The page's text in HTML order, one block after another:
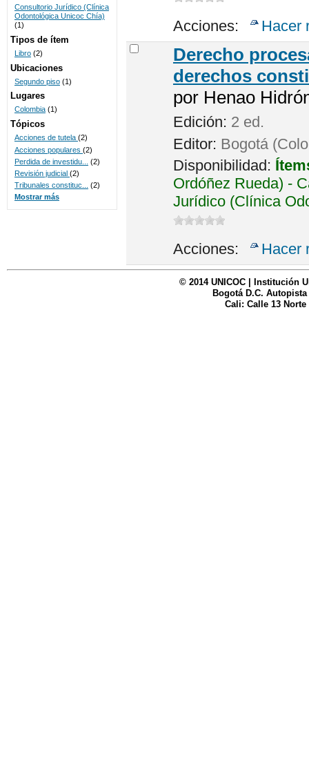
Acciones: Hacer
Derecho
derechos
por Henao
Edición: 2 ed.
Editor: Bogotá
Disponibilidad:
Ordóñez Rueda) -
Jurídico (Clínica
Acciones: Hacer
Consultorio Jurídico (Clínica
Odontológica Unicoc Chía)
(1)
Tipos de ítem
Libro (2)
Ubicaciones
Segundo piso (1)
Lugares
Colombia (1)
Tópicos
Acciones de tutela (2)
Acciones populares (2)
Perdida de investidu...
(2)
Revisión judicial (2)
Tribunales constituc...
(2)
Mostrar más
© 2014 UNICOC | Institución
Bogotá D.C. Autopista
Cali: Calle 13 Norte